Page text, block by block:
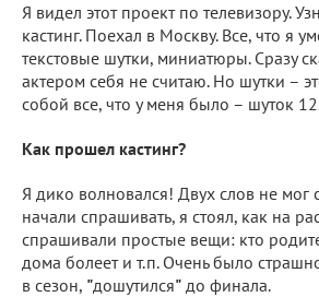
Я видел этот проект по телевизору.
кастинг. Поехал в Москву. Все, что я
текстовые шутки, миниатюры. Сразу
актером себя не считаю. Но шутки –
собой все, что у меня было – шуток
Как прошел кастинг?
Я дико волновался! Двух слов не мог
начали спрашивать, я стоял, как на
спрашивали простые вещи: кто
дома болеет и т.п. Очень было
в сезон, "дошутился" до финала.